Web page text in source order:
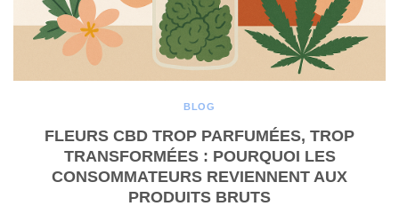
BLOG
FLEURS CBD TROP PARFUMÉES, TROP
TRANSFORMÉES : POURQUOI LES
CONSOMMATEURS REVIENNENT AUX
PRODUITS BRUTS